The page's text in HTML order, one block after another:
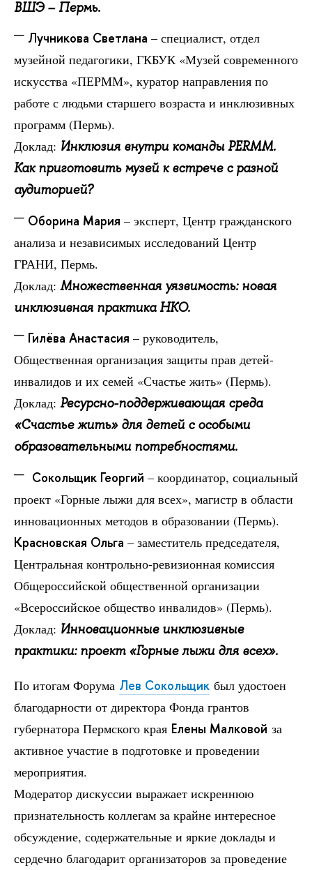
ВШЭ – Пермь.
Лучникова Светлана – специалист, отдел
музейной педагогики, ГКБУК «Музей современного
искусства «ПЕРММ», куратор направления по
работе с людьми старшего возраста и инклюзивных
программ (Пермь).
Доклад: Инклюзия внутри команды PERMM.
Как приготовить музей к встрече с разной
аудиторией?
Оборина Мария – эксперт, Центр гражданского
анализа и независимых исследований Центр
ГРАНИ, Пермь.
Доклад: Множественная уязвимость: новая
инклюзивная практика НКО.
Гилёва Анастасия – руководитель,
Общественная организация защиты прав детей-
инвалидов и их семей «Счастье жить» (Пермь).
Доклад: Ресурсно-поддерживающая среда
«Счастье жить» для детей с особыми
образовательными потребностями.
Сокольщик Георгий – координатор, социальный
проект «Горные лыжи для всех», магистр в области
инновационных методов в образовании (Пермь).
Красновская Ольга – заместитель председателя,
Центральная контрольно-ревизионная комиссия
Общероссийской общественной организации
«Всероссийское общество инвалидов» (Пермь).
Доклад: Инновационные инклюзивные
практики: проект «Горные лыжи для всех».
По итогам Форума Лев Сокольщик был удостоен
благодарности от директора Фонда грантов
губернатора Пермского края Елены Малковой за
активное участие в подготовке и проведении
мероприятия.
Модератор дискуссии выражает искреннюю
признательность коллегам за крайне интересное
обсуждение, содержательные и яркие доклады и
сердечно благодарит организаторов за проведение